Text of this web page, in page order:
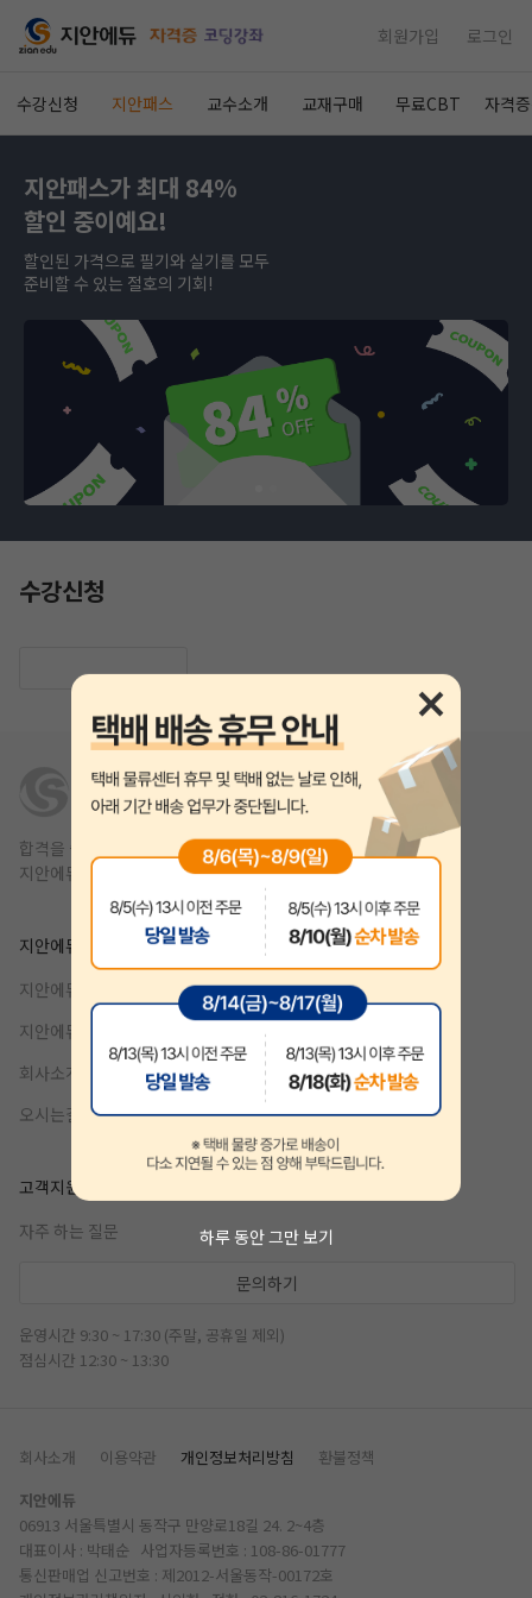
회원가입 로그인
수강신청 지안패스 교수소개 교재구매 무료CBT 자격
시 수강일 3일 자동 연장! 실기 87% 적중 신화 정
하루 동안 그만 보기
지안패스가 최대 84%
할인 중이예요!
할인된 가격으로 필기와 실기를 모두
준비할 수 있는 절호의 기회!
수강신청
합격을 쉽고 빠르게,
지안에듀는 1년 안에 합격을 목표를 합니다.
지안에듀
지안에듀 공무원
지안에듀 자격증
회사소개
오시는길
제휴
강사지원
고객지원
자주 하는 질문
문의하기
운영시간 9:30 ~ 17:30 (주말, 공휴일 제외)
점심시간 12:30 ~ 13:30
회사소개 이용약관 개인정보처리방침
환불정책
지안에듀
06913 서울특별시 동작구 만양로18길 24. 2~4층
대표이사 : 박태순 사업자등록번호 : 108-86-01777
통신판매업 신고번호 : 제2012-서울동작-00172호